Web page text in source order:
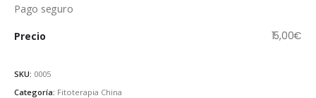
Pago seguro
Precio 15,00€
SKU: 0005
Categoría: Fitoterapia China